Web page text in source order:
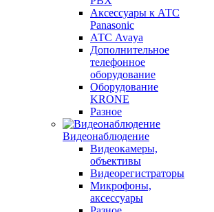
Аксессуары к АТС
Panasonic
АТС Avaya
Дополнительное
телефонное
оборудование
Оборудование
KRONE
Разное
Видеонаблюдение
Видеокамеры,
объективы
Видеорегистраторы
Микрофоны,
аксессуары